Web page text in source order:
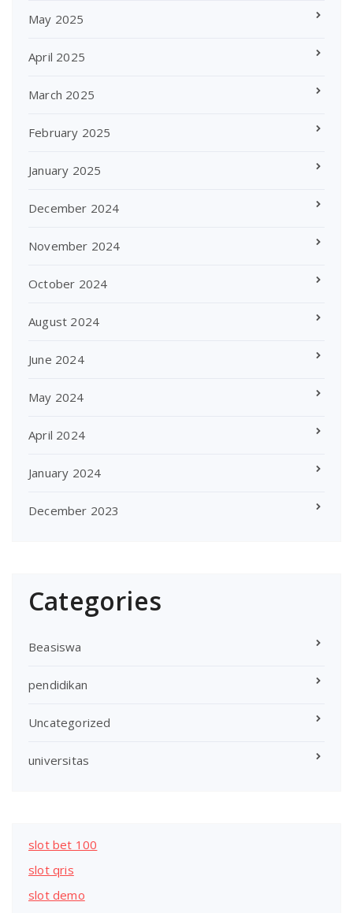
May 2025
April 2025
March 2025
February 2025
January 2025
December 2024
November 2024
October 2024
August 2024
June 2024
May 2024
April 2024
January 2024
December 2023
Categories
Beasiswa
pendidikan
Uncategorized
universitas
slot bet 100
slot qris
slot demo